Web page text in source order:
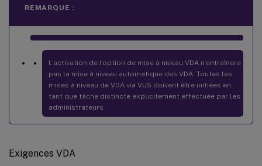
REMARQUE :
L’activation de l’option de mise à niveau VDA n’entraînera
pas la mise à niveau automatique des VDA. Toutes les
mises à niveau de VDA via VUS doivent être initiées en
tant que tâche distincte explicitement effectuée par les
administrateurs.
Exigences VDA